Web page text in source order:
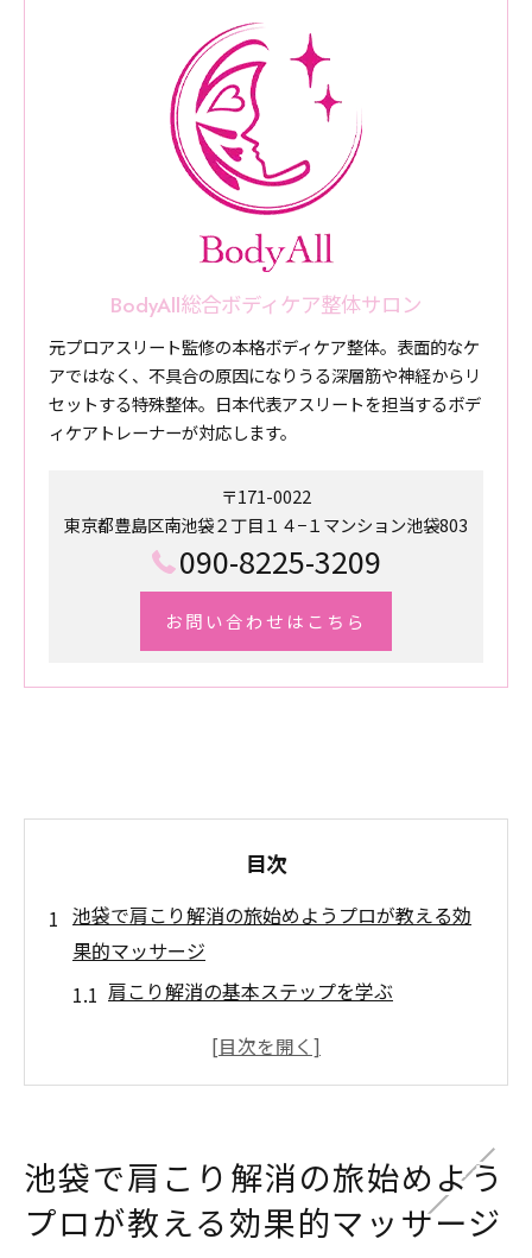
BodyAll総合ボディケア整体サロン
元プロアスリート監修の本格ボディケア整体。表面的なケ
アではなく、不具合の原因になりうる深層筋や神経からリ
セットする特殊整体。日本代表アスリートを担当するボデ
ィケアトレーナーが対応します。
〒171-0022
東京都豊島区南池袋２丁目１４−１マンション池袋803
090-8225-3209
お問い合わせはこちら
目次
池袋で肩こり解消の旅始めようプロが教える効
果的マッサージ
肩こり解消の基本ステップを学ぶ
プロが教えるマッサージの基礎知識
肩こり解消のためのセルフケア方法
都市の喧騒から逃れて肩こり撃退池袋での体験
池袋で肩こり解消の旅始めよう
プロが教える効果的マッサージ